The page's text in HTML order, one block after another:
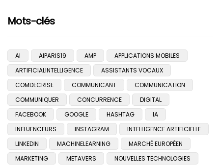
Mots-clés
AI AIPARIS19 AMP
APPLICATIONS MOBILES
ARTIFICIALINTELLIGENCE
ASSISTANTS VOCAUX
COMDECRISE
COMMUNICANT
COMMUNICATION
COMMUNIQUER
CONCURRENCE
DIGITAL
FACEBOOK
GOOGLE HASHTAG
IA
INFLUENCEURS
INSTAGRAM
INTELLIGENCE ARTIFICIELLE
LINKEDIN
MACHINELEARNING
MARCHÉ EUROPÉEN
MARKETING
METAVERS
NOUVELLES TECHNOLOGIES